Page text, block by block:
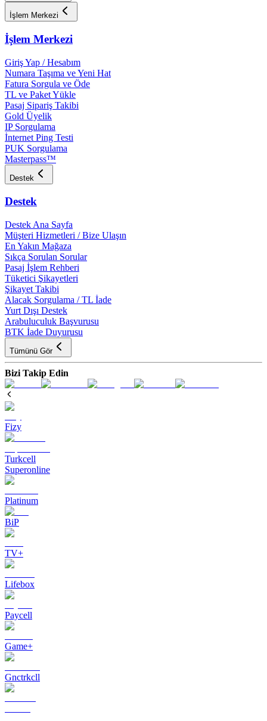
İşlem Merkezi
İşlem Merkezi
Giriş Yap / Hesabım
Numara Taşıma ve Yeni Hat
Fatura Sorgula ve Öde
TL ve Paket Yükle
Pasaj Sipariş Takibi
Gold Üyelik
IP Sorgulama
İnternet Ping Testi
PUK Sorgulama
Masterpass™
Destek
Destek
Destek Ana Sayfa
Müşteri Hizmetleri / Bize Ulaşın
En Yakın Mağaza
Sıkça Sorulan Sorular
Pasaj İşlem Rehberi
Tüketici Şikayetleri
Şikayet Takibi
Alacak Sorgulama / TL İade
Yurt Dışı Destek
Arabuluculuk Başvurusu
BTK İade Duyurusu
Tümünü Gör
Bizi Takip Edin
Fizy
Turkcell
Superonline
Platinum
BiP
TV+
Lifebox
Paycell
Game+
Gnctrkcll